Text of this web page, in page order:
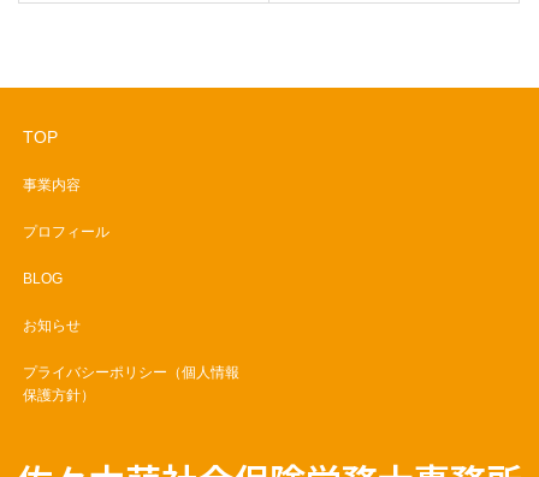
TOP
事業内容
プロフィール
BLOG
お知らせ
プライバシーポリシー（個人情報
保護方針）